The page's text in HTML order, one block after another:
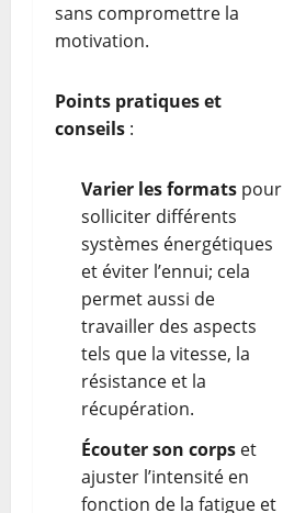
sans compromettre la
motivation.
Points pratiques et
conseils :
Varier les formats pour
solliciter différents
systèmes énergétiques
et éviter l’ennui; cela
permet aussi de
travailler des aspects
tels que la vitesse, la
résistance et la
récupération.
Écouter son corps et
ajuster l’intensité en
fonction de la fatigue et